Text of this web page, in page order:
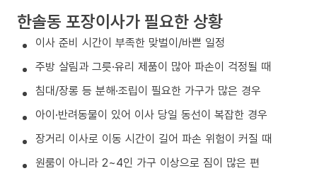
한솔동 포장이사가 필요한 상황
이사 준비 시간이 부족한 맞벌이/바쁜 일정
주방 살림과 그릇·유리 제품이 많아 파손이 걱정될 때
침대/장롱 등 분해·조립이 필요한 가구가 많은 경우
아이·반려동물이 있어 이사 당일 동선이 복잡한 경우
장거리 이사로 이동 시간이 길어 파손 위험이 커질 때
원룸이 아니라 2~4인 가구 이상으로 짐이 많은 편